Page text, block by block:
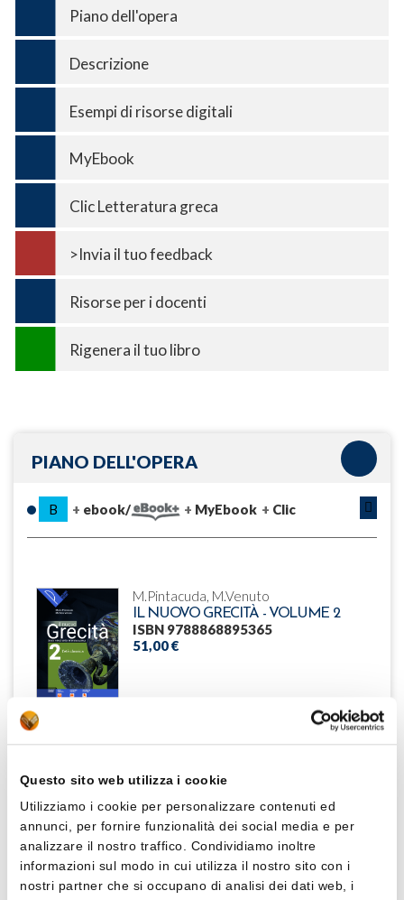
Questo sito web utilizza i cookie
Utilizziamo i cookie per personalizzare contenuti ed
annunci, per fornire funzionalità dei social media e per
analizzare il nostro traffico. Condividiamo inoltre
informazioni sul modo in cui utilizza il nostro sito con i
nostri partner che si occupano di analisi dei dati web, i
Piano dell'opera
Descrizione
Esempi di risorse digitali
MyEbook
Clic Letteratura greca
>Invia il tuo feedback
Risorse per i docenti
Rigenera il tuo libro
PIANO DELL'OPERA
B ebook/ MyEbook Clic
M.Pintacuda, M.Venuto
IL NUOVO GRECITÀ - VOLUME 2
ISBN 9788868895365
51,00 €
M.Pintacuda, M.Venuto
IL NUOVO GRECITÀ - ANTOLOGIA
TEATRALE
ISBN 9788868895389
13,00 €